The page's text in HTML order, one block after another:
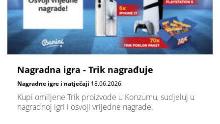
Nagradna igra - Trik nagrađuje
Nagradne igre i natječaji 18.06.2026
Kupi omiljene Trik proizvode u Konzumu, sudjeluj u
nagradnoj igri i osvoji vrijedne nagrade.